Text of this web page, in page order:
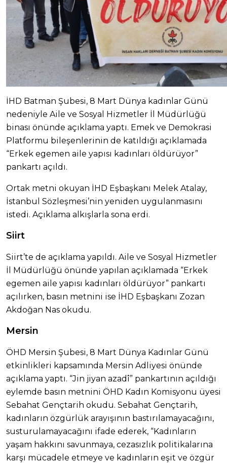
İHD Batman Şubesi, 8 Mart Dünya kadınlar Günü
nedeniyle Aile ve Sosyal Hizmetler İl Müdürlüğü
binası önünde açıklama yaptı. Emek ve Demokrasi
Platformu bileşenlerinin de katıldığı açıklamada
“Erkek egemen aile yapısı kadınları öldürüyor”
pankartı açıldı.
Ortak metni okuyan İHD Eşbaşkanı Melek Atalay,
İstanbul Sözleşmesi’nin yeniden uygulanmasını
istedi. Açıklama alkışlarla sona erdi.
Siirt
Siirt’te de açıklama yapıldı. Aile ve Sosyal Hizmetler
İl Müdürlüğü önünde yapılan açıklamada “Erkek
egemen aile yapısı kadınları öldürüyor” pankartı
açılırken, basın metnini ise İHD Eşbaşkanı Zozan
Akdoğan Nas okudu.
Mersin
ÖHD Mersin Şubesi, 8 Mart Dünya Kadınlar Günü
etkinlikleri kapsamında Mersin Adliyesi önünde
açıklama yaptı. “Jin jiyan azadî” pankartının açıldığı
eylemde basın metnini ÖHD Kadın Komisyonu üyesi
Sebahat Gençtarih okudu. Sebahat Gençtarih,
kadınların özgürlük arayışının bastırılamayacağını,
susturulamayacağını ifade ederek, “Kadınların
yaşam hakkını savunmaya, cezasızlık politikalarına
karşı mücadele etmeye ve kadınların eşit ve özgür